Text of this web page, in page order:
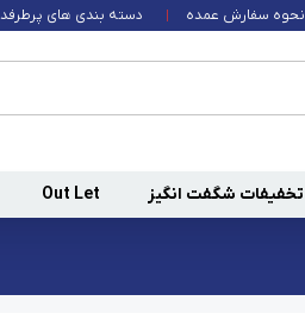
نحوه سفارش عمده دسته بندی های
تخفیفات شگفت انگیز Out Let